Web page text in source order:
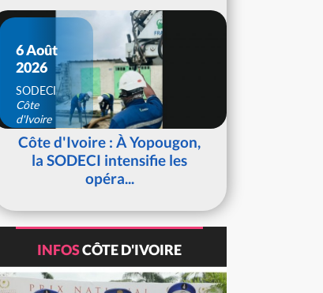
6 Août
2026
SODECI
Côte
d'Ivoire
Côte d'Ivoire : À Yopougon,
la SODECI intensifie les
opéra...
INFOSCÔTE D'IVOIRE